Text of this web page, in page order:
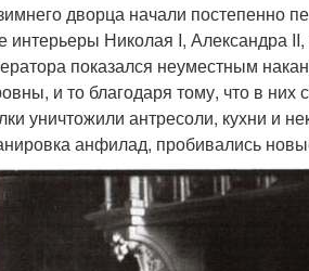
дворца начали постепенно
интерьеры Николая I, Александра
показался неуместным
и то благодаря тому, что в них
уничтожили антресоли, кухни и
анфилад, пробивались